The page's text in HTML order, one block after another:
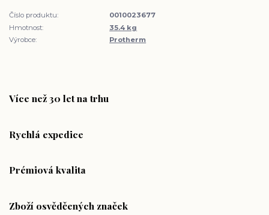
Číslo produktu:
0010023677
Hmotnost:
35.4 kg
Výrobce:
Protherm
Více než 30 let na trhu
Rychlá expedice
Prémiová kvalita
Zboží osvědčených značek